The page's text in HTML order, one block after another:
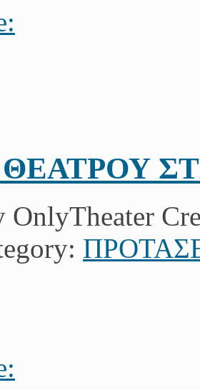
OnlyTheater